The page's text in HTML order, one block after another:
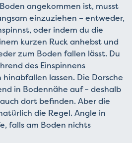
angekommen ist, musst
einzuziehen – entweder,
oder indem du die
kurzen Ruck anhebst und
zum Boden fallen lässt. Du
des Einspinnens
lassen. Die Dorsche
in Bodennähe auf – deshalb
dort befinden. Aber die
die Regel. Angle in
falls am Boden nichts